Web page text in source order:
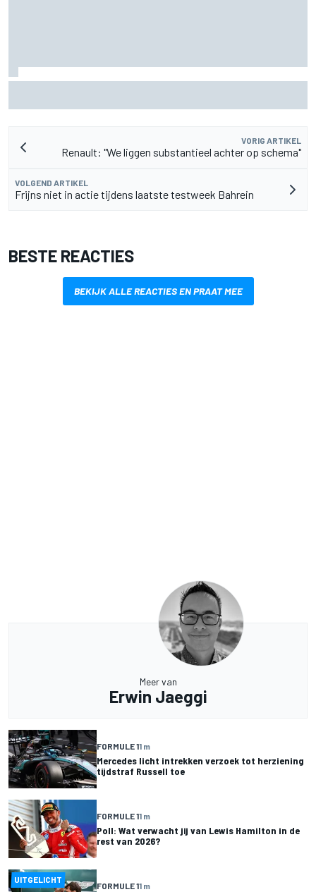
VORIG ARTIKEL
Renault: "We liggen substantieel achter op schema"
VOLGEND ARTIKEL
Frijns niet in actie tijdens laatste testweek Bahrein
BESTE REACTIES
BEKIJK ALLE REACTIES EN PRAAT MEE
Meer van
Erwin Jaeggi
FORMULE 11 m
Mercedes licht intrekken verzoek tot herziening
tijdstraf Russell toe
FORMULE 11 m
Poll: Wat verwacht jij van Lewis Hamilton in de
rest van 2026?
UITGELICHT
FORMULE 11 m